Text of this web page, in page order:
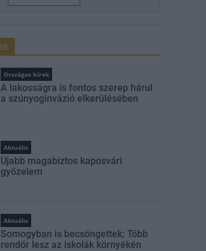
Országos hírek
A lakosságra is fontos szerep hárul
a szúnyoginvázió elkerülésében
Aktuális
Újabb magabiztos kaposvári
győzelem
Aktuális
Somogyban is becsöngettek: Több
rendőr lesz az iskolák környékén